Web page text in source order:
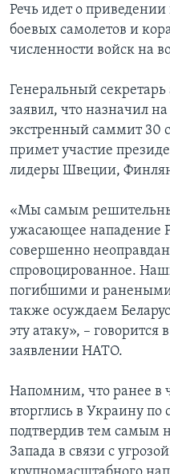
Речь идет о приведении
боевых самолетов и
численности войск на
Генеральный
заявил, что назначил
экстренный саммит 30
примет участие
лидеры Швеции,
«Мы самым
ужасающее нападение
совершенно
спровоцированное.
погибшими и
также осуждаем
эту атаку», – говорится
заявлении НАТО.
Напомним, что ранее в
вторглись в Украину
подтвердив тем самым
Запада в связи с